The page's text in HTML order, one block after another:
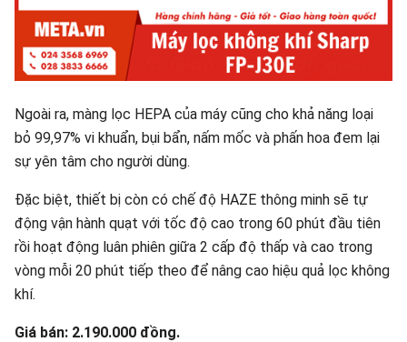
Ngoài ra, màng lọc HEPA của máy cũng cho khả năng loại
bỏ 99,97% vi khuẩn, bụi bẩn, nấm mốc và phấn hoa đem lại
sự yên tâm cho người dùng.
Đặc biệt, thiết bị còn có chế độ HAZE thông minh sẽ tự
động vận hành quạt với tốc độ cao trong 60 phút đầu tiên
rồi hoạt động luân phiên giữa 2 cấp độ thấp và cao trong
vòng mỗi 20 phút tiếp theo để nâng cao hiệu quả lọc không
khí.
Giá bán: 2.190.000 đồng.